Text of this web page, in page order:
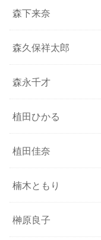
森下来奈
森久保祥太郎
森永千才
植田ひかる
植田佳奈
楠木ともり
榊原良子